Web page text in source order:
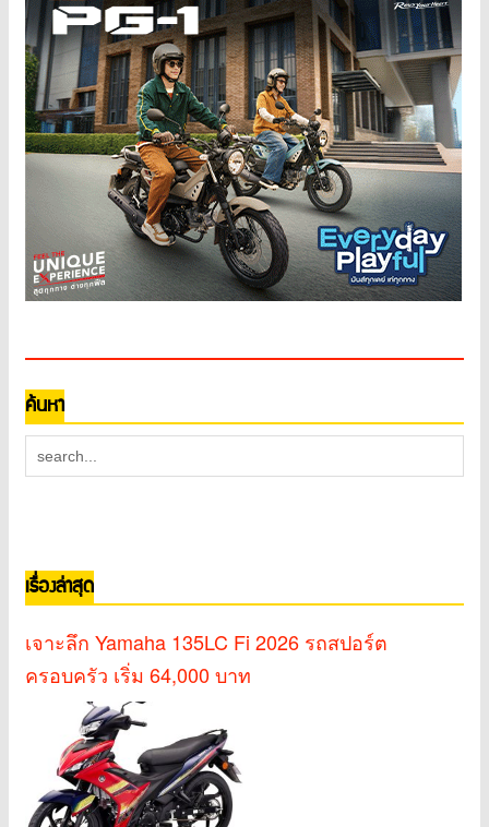
ค้นหา
เรื่องล่าสุด
เจาะลึก Yamaha 135LC Fi 2026 รถสปอร์ต
ครอบครัว เริ่ม 64,000 บาท